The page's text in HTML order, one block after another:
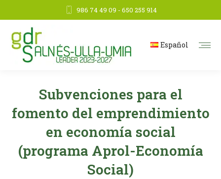
986 74 49 09 - 650 255 914
Español
Subvenciones para el
fomento del emprendimiento
en economía social
(programa Aprol-Economía
Social)